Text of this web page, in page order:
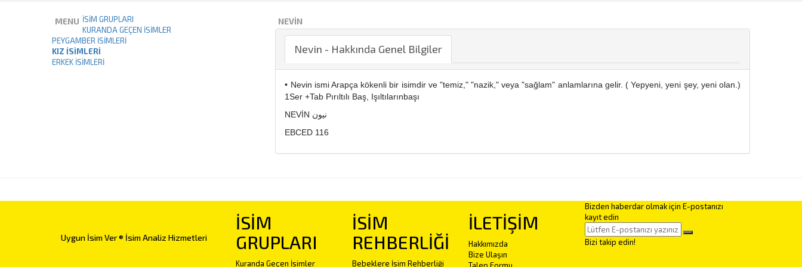
NEVIN
Nevin - Hakkında Genel Bilgiler
• Nevin ismi Arapça kökenli bir isimdir ve "temiz," "nazik," veya "sağlam" anlamlarına gelir. ( Yepyeni, yeni şey, yeni olan.)
1Ser +Tab Pırıltılı Baş, Işıltılarınbaşı
NEVİN نيون
EBCED 116
MENU İSİM GRUPLARI
KURANDA GEÇEN İSIMLER
PEYGAMBER İSIMLERI
KIZ İSIMLERI
ERKEK İSIMLERI
Uygun İsim Ver ® İsim Analiz Hizmetleri
İSİM
GRUPLARI
Kuranda Geçen İsimler
İSİM
REHBERLİĞİ
Bebeklere İsim Rehberliği
İLETİŞİM
Hakkımızda
Bize Ulaşın
Bizden haberdar olmak için E-postanızı
kayıt edin
Bizi takip edin!